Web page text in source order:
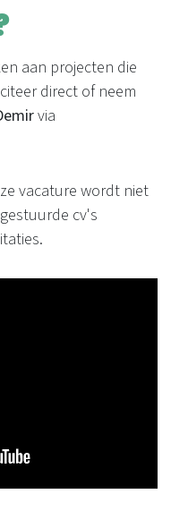
aan projecten die
direct of neem
via
vacature wordt niet
cv's